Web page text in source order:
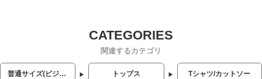
関連するカテゴリ
普通サイズ(ビジネス・カジュアル) トップス Tシャツ/カットソー